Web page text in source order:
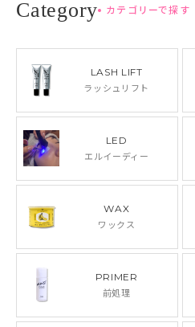
カテゴリーで探す
LASH LIFT
ラッシュリフト
LED
エルイーディー
WAX
ワックス
PRIMER
前処理